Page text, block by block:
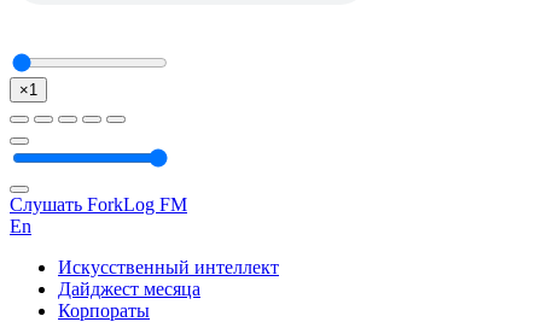
×1
Слушать ForkLog FM
En
Искусственный интеллект
Дайджест месяца
Корпораты